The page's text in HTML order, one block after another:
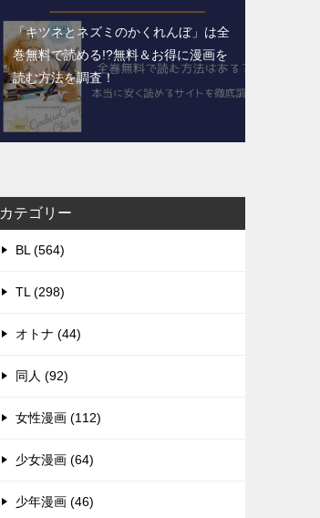
「キツネとネズミのかくれんぼ」は全
巻無料で読める!?無料＆お得に漫画を
読む⽅法を調査！
カテゴリー
BL (564)
TL (298)
オトナ (44)
同人 (92)
女性漫画 (112)
少女漫画 (64)
少年漫画 (46)